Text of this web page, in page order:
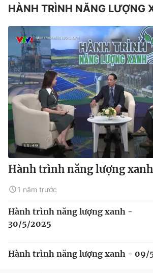
HÀNH TRÌNH NĂNG LƯỢNG
Hành trình năng lượng
1 năm trước
Hành trình năng lượng xanh -
30/5/2025
Hành trình năng lượng xanh - 09/